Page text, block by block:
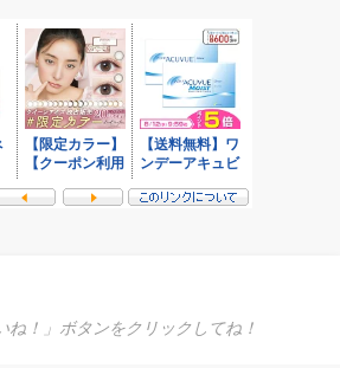
ね！」ボタンをクリックしてね！